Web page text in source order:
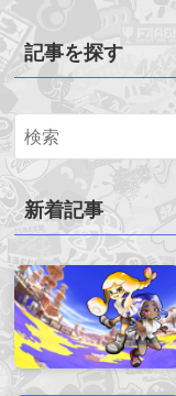
記事を探す
新着記事